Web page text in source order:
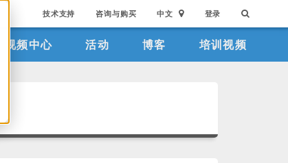
技术支持 咨询与购买 中文 登录
视频中心 活动 博客 培训视频